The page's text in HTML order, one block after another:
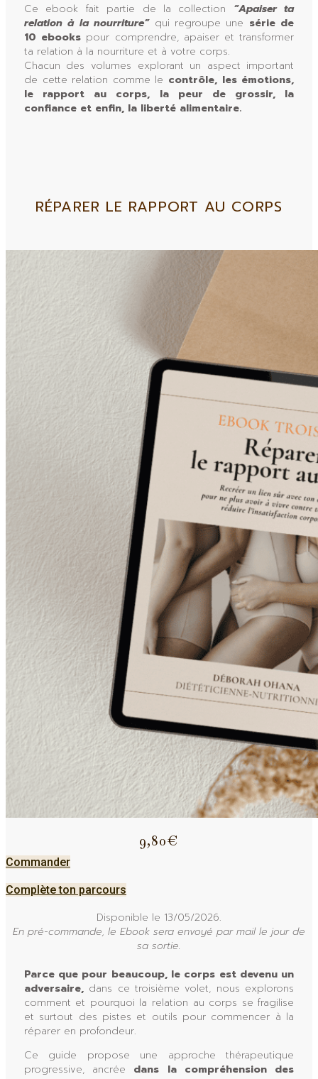
Ce ebook fait partie de la collection “Apaiser ta
relation à la nourriture”qui regroupe une série de
10 ebooks pour comprendre, apaiser et transformer
ta relation à la nourriture et à votre corps.
Chacun des volumes explorant un aspect important
de cette relation comme le contrôle, les émotions,
le rapport au corps, la peur de grossir, la
confiance et enfin, la liberté alimentaire.
RÉPARER LE RAPPORT AU CORPS
9,80€
Commander
Complète ton parcours
Disponible le 13/05/2026.
En pré-commande, le Ebook sera envoyé par mail le jour de
sa sortie.
Parce que pour beaucoup, le corps est devenu un
adversaire,dans ce troisième volet, nous explorons
comment et pourquoi la relation au corps se fragilise
et surtout des pistes et outils pour commencer à la
réparer en profondeur.
Ce guide propose une approche thérapeutique
progressive, ancrée dans la compréhension des